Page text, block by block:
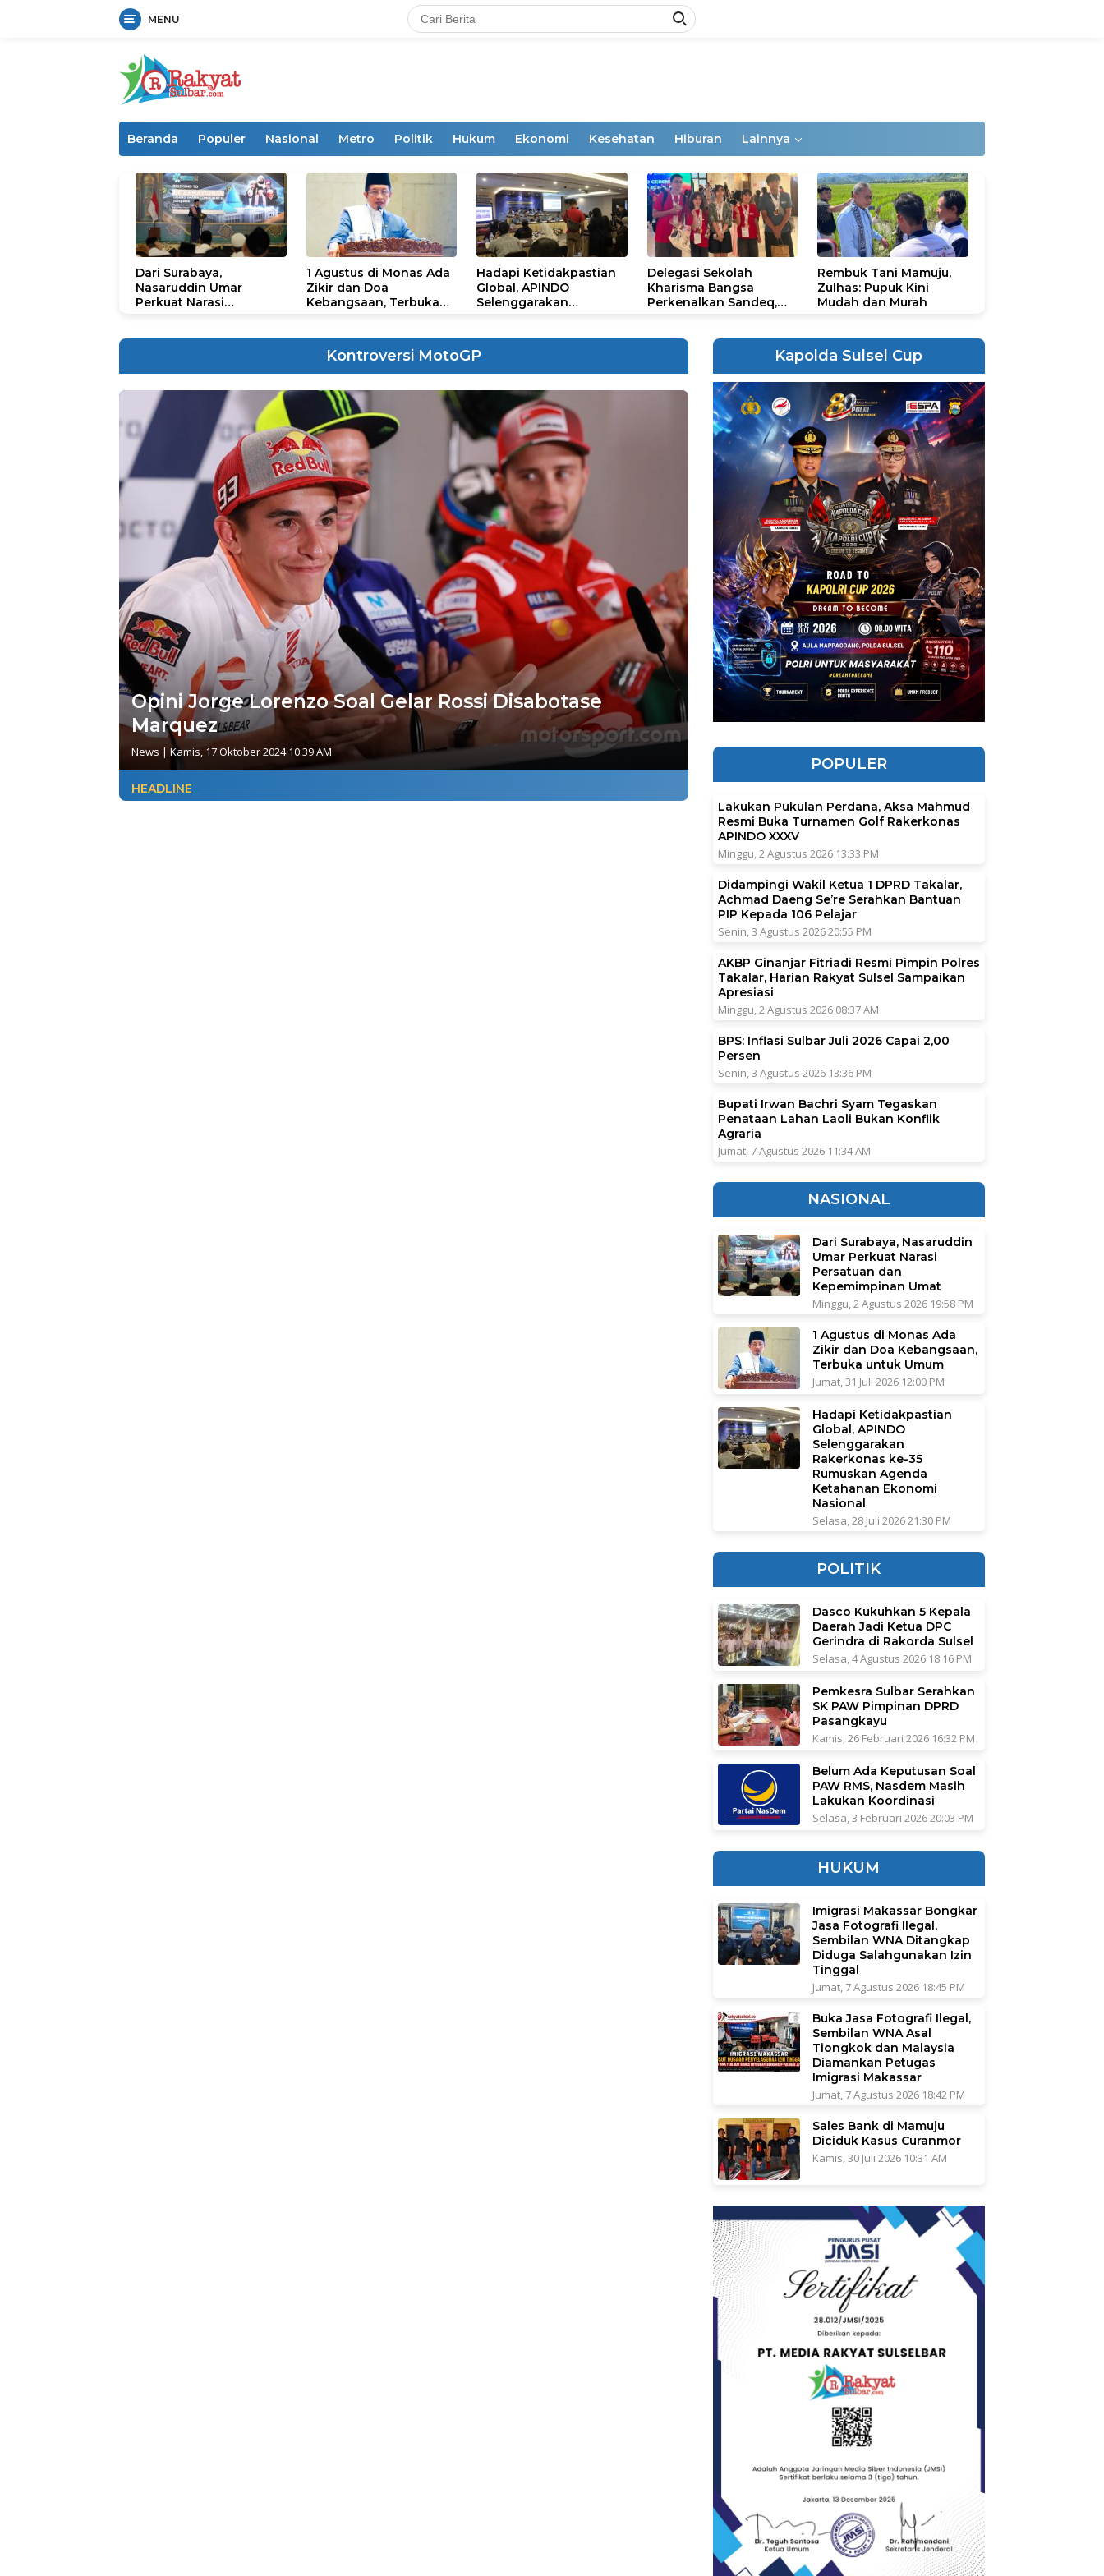
MENU
Beranda Populer Nasional Metro Politik Hukum Ekonomi Kesehatan Hiburan Lainnya
Dari Surabaya,
Nasaruddin Umar
Perkuat Narasi
1 Agustus di Monas Ada
Zikir dan Doa
Kebangsaan, Terbuka
Hadapi Ketidakpastian
Global, APINDO
Selenggarakan
Ketahanan Ekonomi
Nasional
Delegasi Sekolah
Kharisma Bangsa
Perkenalkan Sandeq,
STEAM Olympiad 2026
Rembuk Tani Mamuju,
Zulhas: Pupuk Kini
Mudah dan Murah
Kontroversi MotoGP
Opini Jorge Lorenzo Soal Gelar Rossi Disabotase
Marquez
News | Kamis, 17 Oktober 2024 10:39 AM
HEADLINE
Kapolda Sulsel Cup
POPULER
Lakukan Pukulan Perdana, Aksa Mahmud
Resmi Buka Turnamen Golf Rakerkonas
APINDO XXXV
Minggu, 2 Agustus 2026 13:33 PM
Didampingi Wakil Ketua 1 DPRD Takalar,
Achmad Daeng Se’re Serahkan Bantuan
PIP Kepada 106 Pelajar
Senin, 3 Agustus 2026 20:55 PM
AKBP Ginanjar Fitriadi Resmi Pimpin Polres
Takalar, Harian Rakyat Sulsel Sampaikan
Apresiasi
Minggu, 2 Agustus 2026 08:37 AM
BPS: Inflasi Sulbar Juli 2026 Capai 2,00
Persen
Senin, 3 Agustus 2026 13:36 PM
Bupati Irwan Bachri Syam Tegaskan
Penataan Lahan Laoli Bukan Konflik
Agraria
Jumat, 7 Agustus 2026 11:34 AM
NASIONAL
Dari Surabaya, Nasaruddin
Umar Perkuat Narasi
Persatuan dan
Kepemimpinan Umat
Minggu, 2 Agustus 2026 19:58 PM
1 Agustus di Monas Ada
Zikir dan Doa Kebangsaan,
Terbuka untuk Umum
Jumat, 31 Juli 2026 12:00 PM
Hadapi Ketidakpastian
Global, APINDO
Selenggarakan
Rakerkonas ke-35
Rumuskan Agenda
Ketahanan Ekonomi
Nasional
Selasa, 28 Juli 2026 21:30 PM
POLITIK
Dasco Kukuhkan 5 Kepala
Daerah Jadi Ketua DPC
Gerindra di Rakorda Sulsel
Selasa, 4 Agustus 2026 18:16 PM
Pemkesra Sulbar Serahkan
SK PAW Pimpinan DPRD
Pasangkayu
Kamis, 26 Februari 2026 16:32 PM
Belum Ada Keputusan Soal
PAW RMS, Nasdem Masih
Lakukan Koordinasi
Selasa, 3 Februari 2026 20:03 PM
HUKUM
Imigrasi Makassar Bongkar
Jasa Fotografi Ilegal,
Sembilan WNA Ditangkap
Diduga Salahgunakan Izin
Tinggal
Jumat, 7 Agustus 2026 18:45 PM
Buka Jasa Fotografi Ilegal,
Sembilan WNA Asal
Tiongkok dan Malaysia
Diamankan Petugas
Imigrasi Makassar
Jumat, 7 Agustus 2026 18:42 PM
Sales Bank di Mamuju
Diciduk Kasus Curanmor
Kamis, 30 Juli 2026 10:31 AM